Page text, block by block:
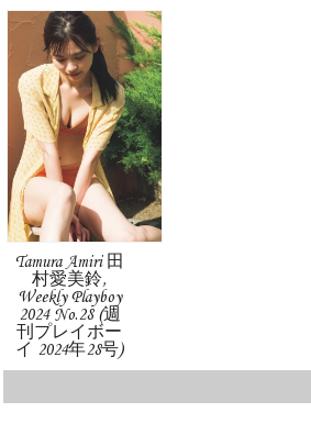
Tamura Amiri 田
村愛美鈴,
Weekly Playboy
2024 No.28 (週
刊プレイボー
イ 2024年28号)